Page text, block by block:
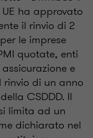
ha approvato
il rinvio di 2
le imprese
quotate, enti
e
di un anno
CSDDD. Il
limita ad un
dichiarato nel